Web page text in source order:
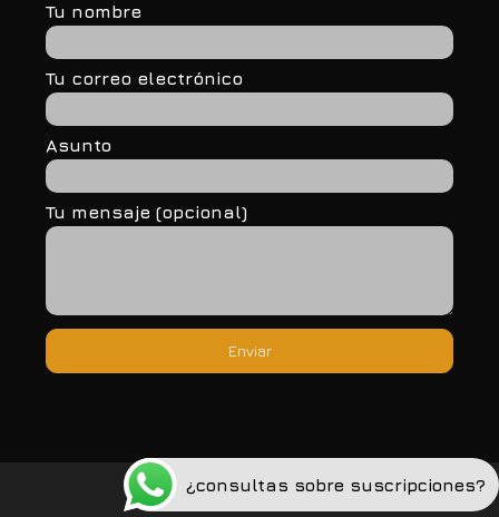
Tu nombre
Tu correo electrónico
Asunto
Tu mensaje (opcional)
Política de privacidad
¿consultas sobre suscripciones?